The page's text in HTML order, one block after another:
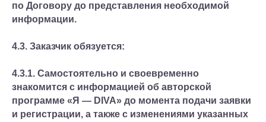
по Договору до представления необходимой
информации.
4.3. Заказчик обязуется:
4.3.1. Самостоятельно и своевременно
знакомится с информацией об авторской
программе «Я — DIVA» до момента подачи заявки
и регистрации, а также с изменениями указанных